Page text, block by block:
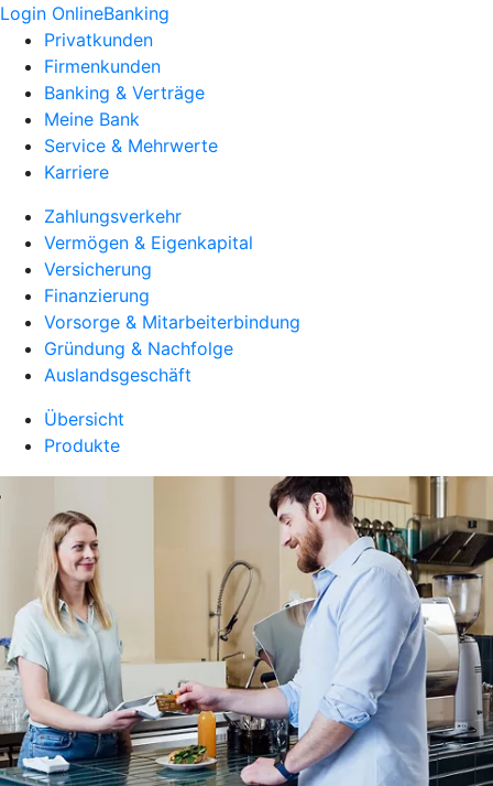
Login OnlineBanking
Privatkunden
Firmenkunden
Banking & Verträge
Meine Bank
Service & Mehrwerte
Karriere
Zahlungsverkehr
Vermögen & Eigenkapital
Versicherung
Finanzierung
Vorsorge & Mitarbeiterbindung
Gründung & Nachfolge
Auslandsgeschäft
Übersicht
Produkte